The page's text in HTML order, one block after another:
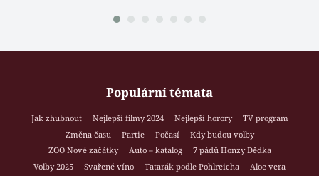
Populární témata
Jak zhubnout Nejlepší filmy 2024 Nejlepší horory
TV program
Změna času
Partie Počasí
Kdy budou volby
ZOO Nové začátky
Auto – katalog
7 pádů Honzy Dědka
Volby 2025
Svařené víno Tatarák podle Pohlreicha
Aloe vera